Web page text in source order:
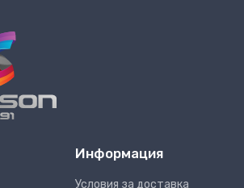
Информация
Условия за доставка